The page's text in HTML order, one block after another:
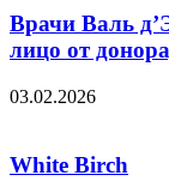
Врачи Валь
лицо от
03.02.2026
White Birch